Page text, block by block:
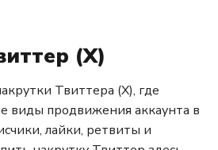
(X)
Твиттера (X), где
виды продвижения аккаунта в
лайки, ретвиты и